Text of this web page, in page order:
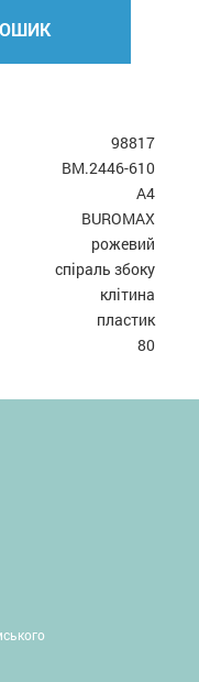
98817
BM.2446-610
А4
BUROMAX
рожевий
спіраль збоку
клітина
пластик
80